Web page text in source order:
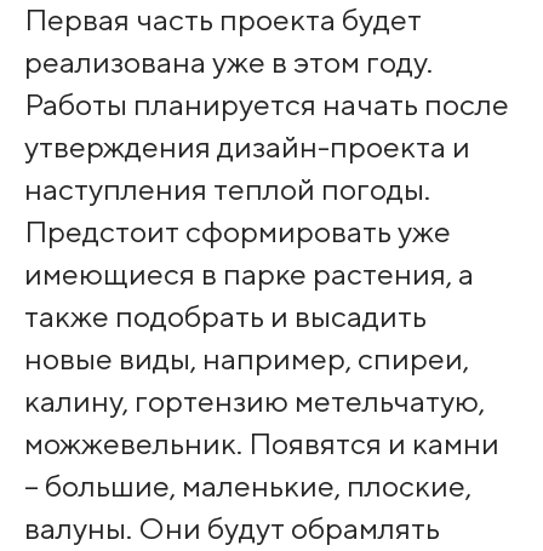
Первая часть проекта будет
реализована уже в этом году.
Работы планируется начать после
утверждения дизайн-проекта и
наступления теплой погоды.
Предстоит сформировать уже
имеющиеся в парке растения, а
также подобрать и высадить
новые виды, например, спиреи,
калину, гортензию метельчатую,
можжевельник. Появятся и камни
– большие, маленькие, плоские,
валуны. Они будут обрамлять